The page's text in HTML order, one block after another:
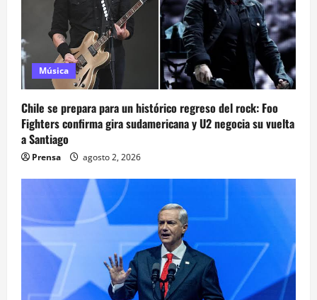
Música
Chile se prepara para un histórico regreso del rock: Foo
Fighters confirma gira sudamericana y U2 negocia su vuelta
a Santiago
Prensa agosto 2, 2026